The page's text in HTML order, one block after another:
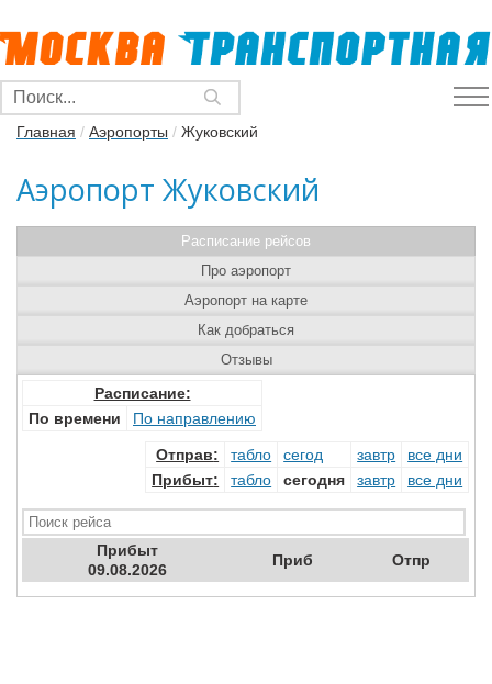
Главная / Аэропорты / Жуковский
Аэропорт Жуковский
Расписание рейсов
Расписание:
По времени
По направлению
Отправ: табло сегод завтр
все дни
Прибыт: табло сегодня завтр все дни
Прибыт
09.08.2026
Приб Отпр
Про аэропорт
Аэропорт на карте
Как добраться
Отзывы